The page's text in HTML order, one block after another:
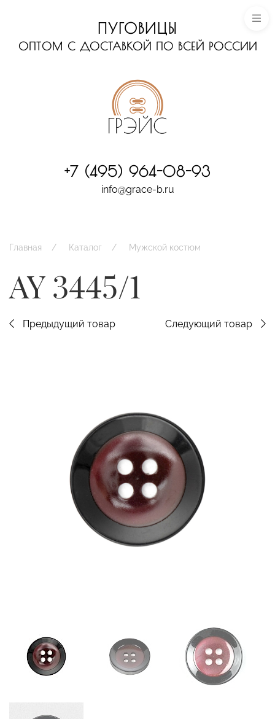
ПУГОВИЦЫ
ОПТОМ С ДОСТАВКОЙ ПО ВСЕЙ РОССИИ
+7 (495) 964-08-93
info@grace-b.ru
Главная Каталог Мужской костюм
AY 3445/1
Предыдущий товар Следующий товар